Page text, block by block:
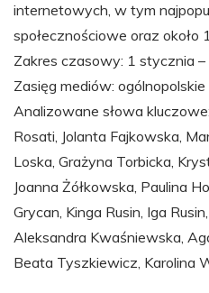
internetowych, w tym
społecznościowe oraz około
Zakres czasowy: 1 stycznia
Zasięg mediów: ogólnopolskie
Analizowane słowa
Rosati, Jolanta Fajkowska,
Loska, Grażyna Torbicka,
Joanna Żółkowska, Paulina
Grycan, Kinga Rusin, Iga
Aleksandra Kwaśniewska,
Beata Tyszkiewicz, Karolina